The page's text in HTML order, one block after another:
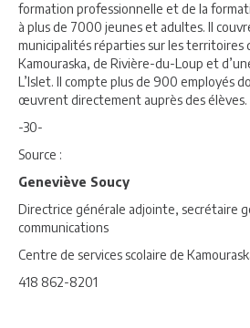
formation professionnelle et de la
à plus de 7000 jeunes et adultes. Il
municipalités réparties sur les territoires
Kamouraska, de Rivière-du-Loup et
L’Islet. Il compte plus de 900 employés
œuvrent directement auprès des élèves.
-30-
Source :
Geneviève Soucy
Directrice générale adjointe, secrétaire
communications
Centre de services scolaire de
418 862-8201